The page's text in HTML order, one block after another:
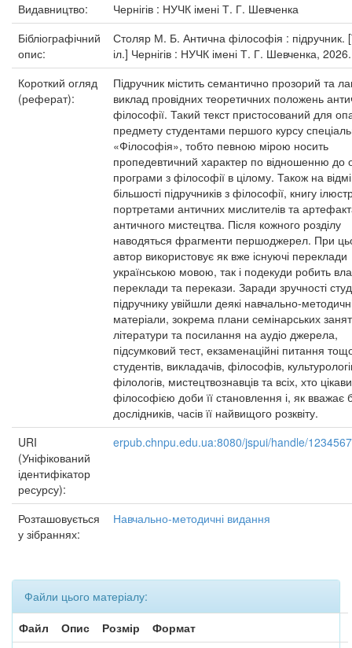
Видавництво:
Чернігів : НУЧК імені Т. Г. Шевченка
Бібліографічний
опис:
Столяр М. Б. Антична філософія : підручник.
іл.] Чернігів : НУЧК імені Т. Г. Шевченка,
Короткий огляд
(реферат):
Підручник містить семантично прозорий та
виклад провідних теоретичних положень
філософії. Такий текст пристосований для
предмету студентами першого курсу
«Філософія», тобто певною мірою носить
пропедевтичний характер по відношенню до
програми з філософії в цілому. Також на
більшості підручників з філософії, книгу
портретами античних мислителів та
античного мистецтва. Після кожного розділу
наводяться фрагменти першоджерел. При
автор використовує як вже існуючі переклади
українською мовою, так і подекуди робить
переклади та перекази. Заради зручності
підручнику увійшли деякі навчально-
матеріали, зокрема плани семінарських
літератури та посилання на аудіо джерела,
підсумковий тест, екзаменаційні питання
студентів, викладачів, філософів,
філологів, мистецтвознавців та всіх, хто
філософією доби її становлення і, як вважає
дослідників, часів її найвищого розквіту.
URI
(Уніфікований
ідентифікатор
ресурсу):
erpub.chnpu.edu.ua:8080/jspui/handle/
Розташовується
у зібраннях:
Навчально-методичні видання
Файли цього матеріалу:
Файл
Опис Розмір
Формат